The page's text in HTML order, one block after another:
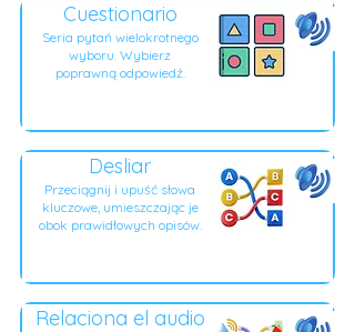
Cuestionario
Seria pytań wielokrotnego
wyboru. Wybierz
poprawną odpowiedź.
Desliar
Przeciągnij i upuść słowa
kluczowe, umieszczając je
obok prawidłowych opisów.
Relaciona el audio